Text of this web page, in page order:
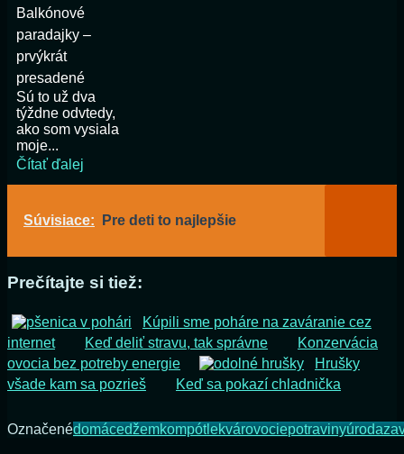
Balkónové
paradajky –
prvýkrát
presadené
Sú to už dva
týždne odvtedy,
ako som vysiala
moje...
Čítať ďalej
Súvisiace: Pre deti to najlepšie
Prečítajte si tiež:
Kúpili sme poháre na zaváranie cez
internet
Keď deliť stravu, tak správne
Konzervácia
ovocia bez potreby energie
Hrušky
všade kam sa pozrieš
Keď sa pokazí chladnička
Označenédomácedžemkompótlekvárovociepotravinyúroda